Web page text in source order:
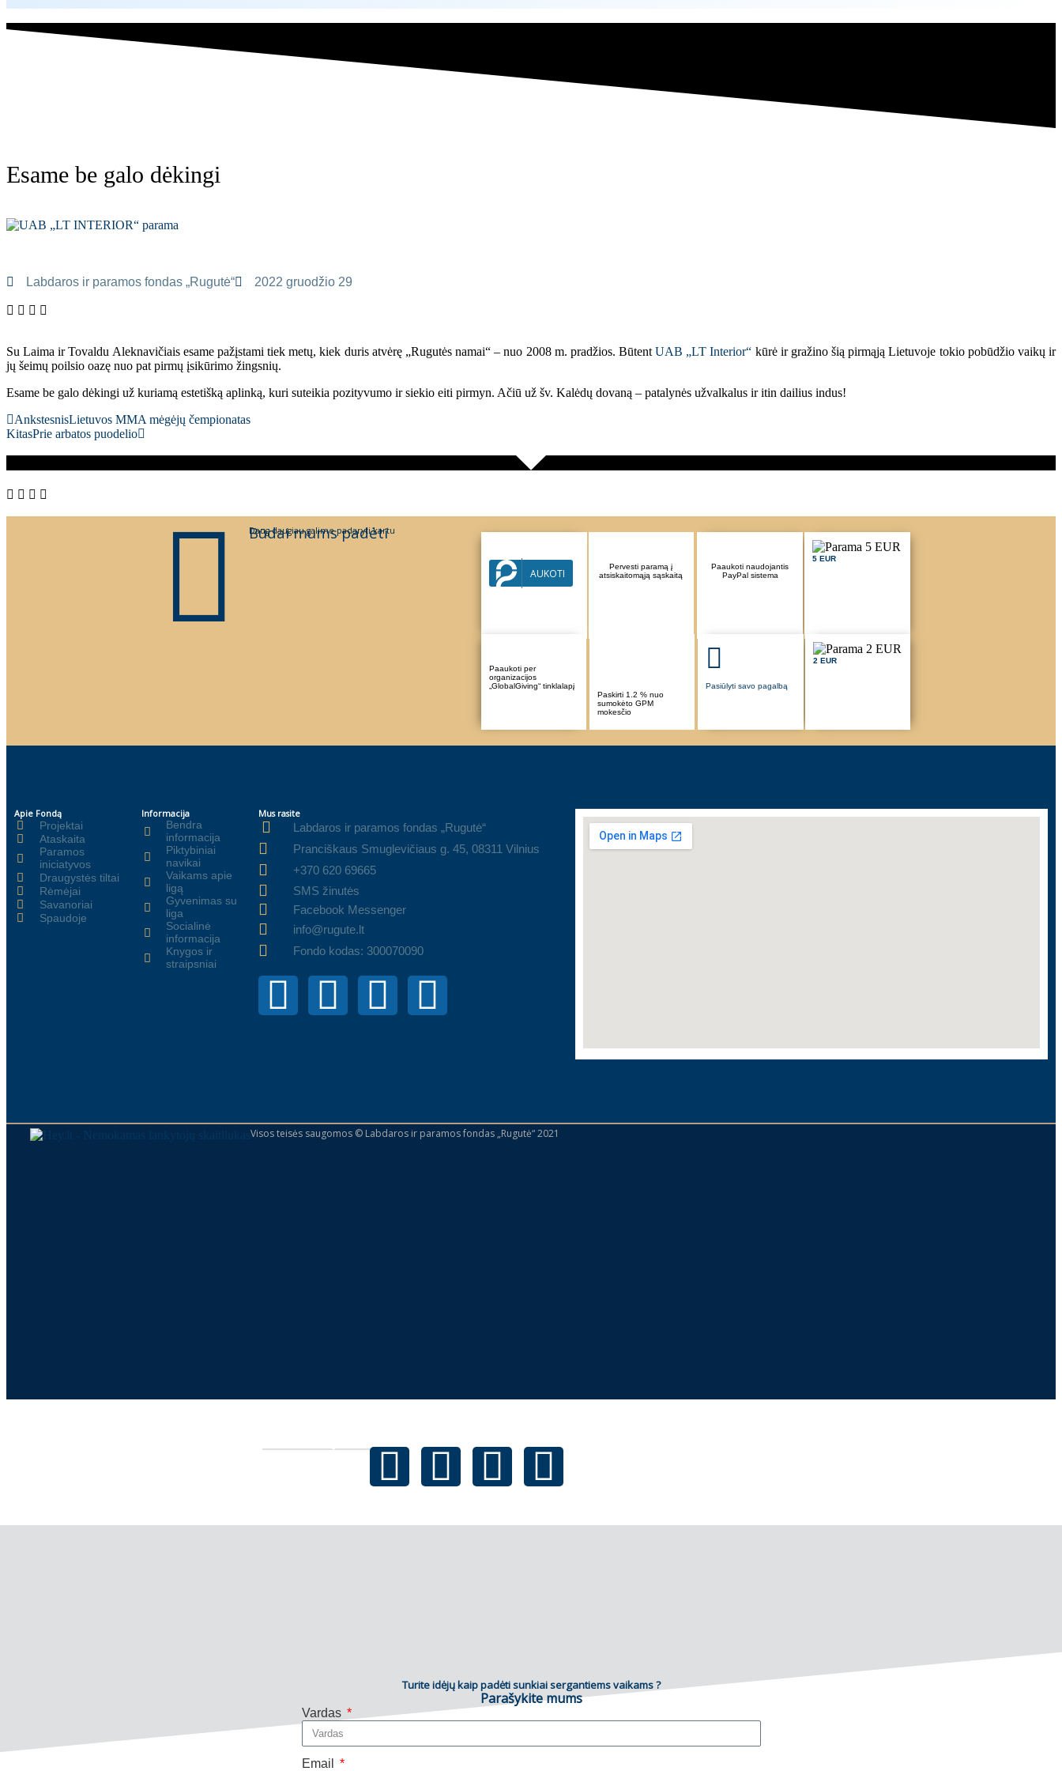
Esame be galo dėkingi
Labdaros ir paramos fondas „Rugutė“ 2022 gruodžio 29
Su Laima ir Tovaldu Aleknavičiais esame pažįstami tiek metų, kiek duris atvėrę „Rugutės namai“ – nuo 2008 m. pradžios. BūtentUAB „LT Interior“ kūrė ir gražino šią pirmąją Lietuvoje tokio pobūdžio vaikų ir
jų šeimų poilsio oazę nuo pat pirmų įsikūrimo žingsnių.
Esame be galo dėkingi už kuriamą estetišką aplinką, kuri suteikia pozityvumo ir siekio eiti pirmyn. Ačiū už šv. Kalėdų dovaną – patalynės užvalkalus ir itin dailius indus!
AnkstesnisLietuvos MMA mėgėjų čempionatas
KitasPrie arbatos puodelio
Būdai mums padėti
Daug daugiau galime padaryti kartu
Parama per Paysera
sistemą
AUKOTI
Pervesti paramą į
atsiskaitomąją sąskaitą
Paaukoti naudojantis
PayPal sistema
5 EUR
Paaukoti per
organizacijos
„GlobalGiving“ tinklalapį
Paskirti 1.2 % nuo
sumokėto GPM
mokesčio
Pasiūlyti savo pagalbą
2 EUR
Apie Fondą
Projektai
Ataskaita
Paramos
iniciatyvos
Draugystės tiltai
Rėmėjai
Savanoriai
Spaudoje
Informacija
Bendra
informacija
Piktybiniai
navikai
Vaikams apie
ligą
Gyvenimas su
liga
Socialinė
informacija
Knygos ir
straipsniai
Mus rasite
Labdaros ir paramos fondas „Rugutė“
Pranciškaus Smuglevičiaus g. 45, 08311 Vilnius
+370 620 69665
SMS žinutės
Facebook Messenger
info@rugute.lt
Fondo kodas: 300070090
Visos teisės saugomos © Labdaros ir paramos fondas „Rugutė“ 2021
Turite idėjų kaip padėti sunkiai sergantiems vaikams ?
Parašykite mums
Vardas
Email